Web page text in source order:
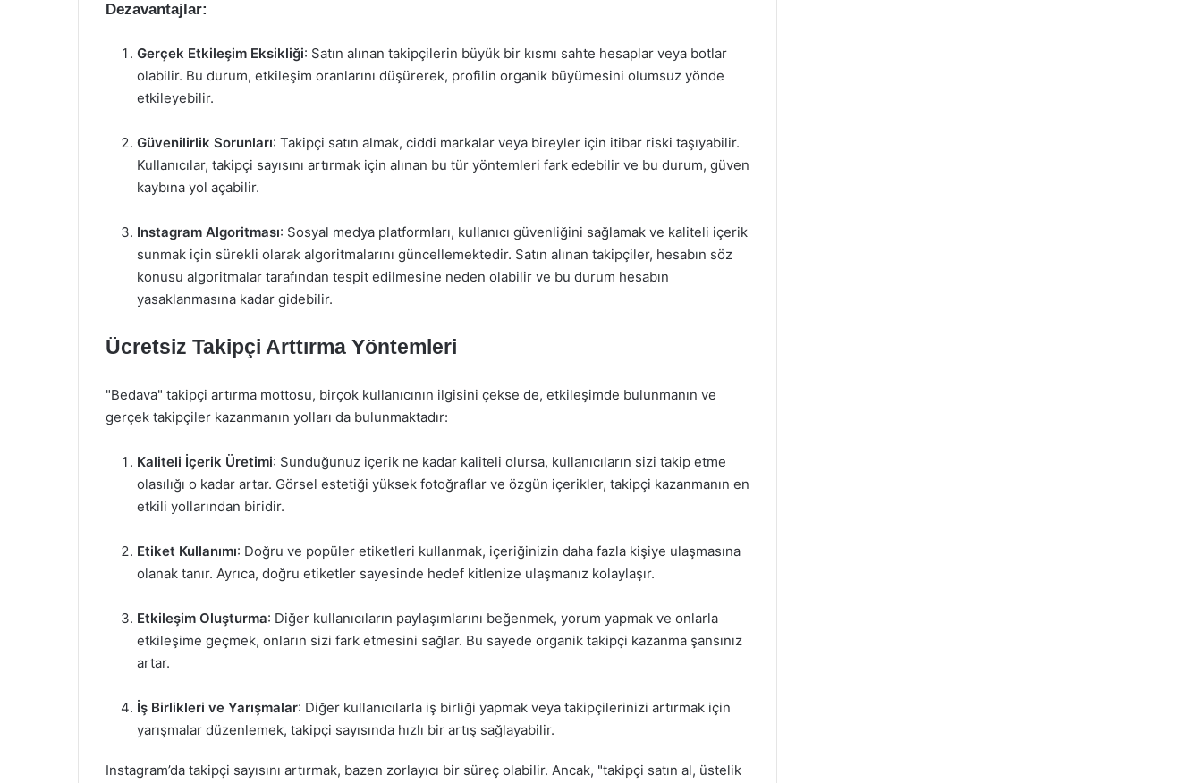
Dezavantajlar:
Gerçek Etkileşim Eksikliği: Satın alınan takipçilerin büyük bir kısmı sahte hesaplar veya botlar
olabilir. Bu durum, etkileşim oranlarını düşürerek, profilin organik büyümesini olumsuz yönde
etkileyebilir.
Güvenilirlik Sorunları: Takipçi satın almak, ciddi markalar veya bireyler için itibar riski taşıyabilir.
Kullanıcılar, takipçi sayısını artırmak için alınan bu tür yöntemleri fark edebilir ve bu durum, güven
kaybına yol açabilir.
Instagram Algoritması: Sosyal medya platformları, kullanıcı güvenliğini sağlamak ve kaliteli içerik
sunmak için sürekli olarak algoritmalarını güncellemektedir. Satın alınan takipçiler, hesabın söz
konusu algoritmalar tarafından tespit edilmesine neden olabilir ve bu durum hesabın
yasaklanmasına kadar gidebilir.
Ücretsiz Takipçi Arttırma Yöntemleri
"Bedava" takipçi artırma mottosu, birçok kullanıcının ilgisini çekse de, etkileşimde bulunmanın ve
gerçek takipçiler kazanmanın yolları da bulunmaktadır:
Kaliteli İçerik Üretimi: Sunduğunuz içerik ne kadar kaliteli olursa, kullanıcıların sizi takip etme
olasılığı o kadar artar. Görsel estetiği yüksek fotoğraflar ve özgün içerikler, takipçi kazanmanın en
etkili yollarından biridir.
Etiket Kullanımı: Doğru ve popüler etiketleri kullanmak, içeriğinizin daha fazla kişiye ulaşmasına
olanak tanır. Ayrıca, doğru etiketler sayesinde hedef kitlenize ulaşmanız kolaylaşır.
Etkileşim Oluşturma: Diğer kullanıcıların paylaşımlarını beğenmek, yorum yapmak ve onlarla
etkileşime geçmek, onların sizi fark etmesini sağlar. Bu sayede organik takipçi kazanma şansınız
artar.
İş Birlikleri ve Yarışmalar: Diğer kullanıcılarla iş birliği yapmak veya takipçilerinizi artırmak için
yarışmalar düzenlemek, takipçi sayısında hızlı bir artış sağlayabilir.
Instagram’da takipçi sayısını artırmak, bazen zorlayıcı bir süreç olabilir. Ancak, "takipçi satın al, üstelik